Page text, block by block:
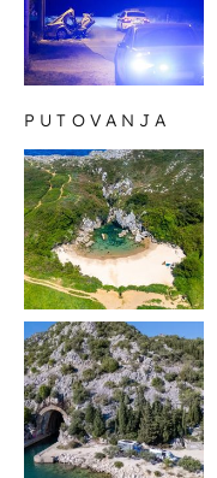
PUTOVANJA